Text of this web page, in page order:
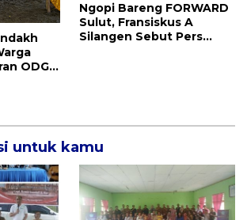
ODGJ
Ngopi Bareng FORWARD
Sulut, Fransiskus A
Silangen Sebut Pers
untuk kamu